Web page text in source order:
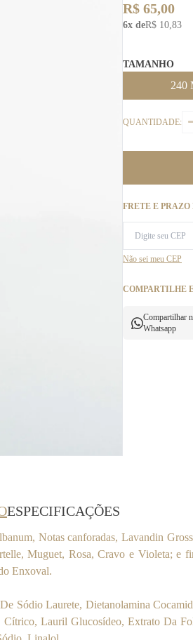
R$ 65,00
6x deR$ 10,83
TAMANHO
240
QUANTIDADE:
FRETE E
Não sei meu CEP
COMPARTILHE
Compartilhar
Whatsapp
ESPECIFICAÇÕES
Notas canforadas, Lavandin
Muguet, Rosa, Cravo e Violeta; e
Enxoval.
Sódio Laurete, Dietanolamina
Lauril Glucosídeo, Extrato Da